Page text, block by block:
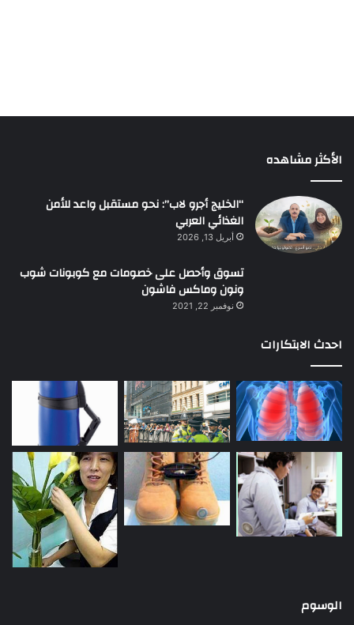
الأكثر مشاهده
“الخليج أجرو لاب”: نحو مستقبل واعد للأمن
الغذائي العربي
أبريل 13, 2026
تسوق وأحصل على خصومات مع كوبونات شوب
ونون وماكس فاشون
نوفمبر 22, 2021
احدث الابتكارات
الوسوم